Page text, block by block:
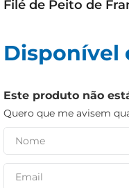
Filé de Peito de
Disponível
Este produto não
Quero que me avisem
queijo
biscoito
iogurte
papel higiênico